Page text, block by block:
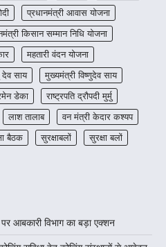
August 5, 2026
में घुमंतू और बेसहारा पशुओं को सुरक्षित
संरक्षण को बढ़ावा देने…
प्रधानमंत्री आवास योजना
किसान सम्मान निधि योजना
महतारी वंदन योजना
देव साय
मुख्यमंत्री विष्णुदेव साय
डेका
राष्ट्रपति द्रौपदी मुर्मु
लाश तालाब
वन मंत्री केदार कश्यप
बैठक सुरक्षाबलों
सुरक्षा बलों
आबकारी विभाग का बड़ा एक्शन